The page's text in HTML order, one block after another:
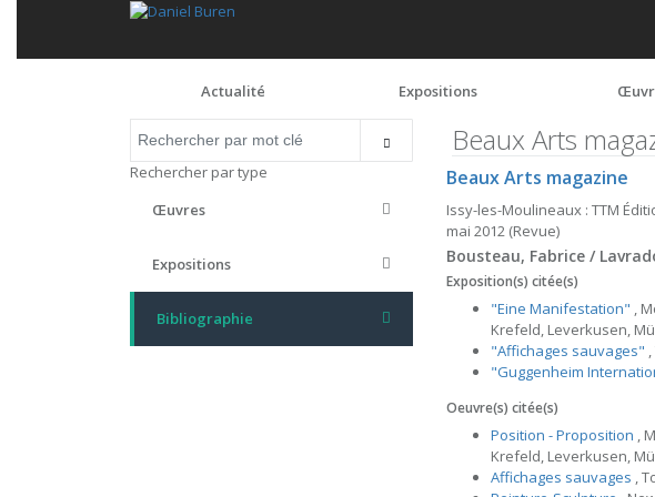
Actualité Expositions
Rechercher par type
Œuvres
Expositions
Bibliographie
Beaux Arts
Beaux Arts magazine
Issy-les-Moulineaux : TTM
mai 2012 (Revue)
Bousteau, Fabrice /
Exposition(s) citée(s)
"Eine Manifestation" ,
Krefeld, Leverkusen,
"Affichages sauvages"
"Guggenheim
Oeuvre(s) citée(s)
Position - Proposition ,
Krefeld, Leverkusen,
Affichages sauvages ,